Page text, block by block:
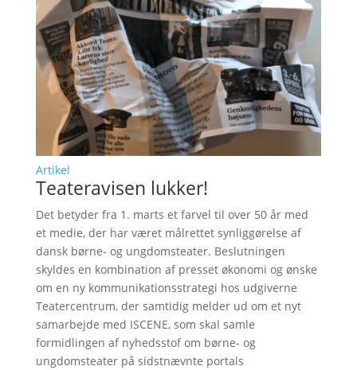
Artikel
Teateravisen lukker!
Det betyder fra 1. marts et farvel til over 50 år med
et medie, der har været målrettet synliggørelse af
dansk børne- og ungdomsteater. Beslutningen
skyldes en kombination af presset økonomi og ønske
om en ny kommunikationsstrategi hos udgiverne
Teatercentrum, der samtidig melder ud om et nyt
samarbejde med ISCENE, som skal samle
formidlingen af nyhedsstof om børne- og
ungdomsteater på sidstnævnte portals